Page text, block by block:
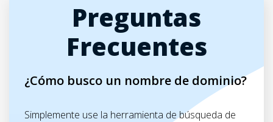
Preguntas
Frecuentes
¿Cómo busco un nombre de dominio?
Simplemente use la herramienta de búsqueda de